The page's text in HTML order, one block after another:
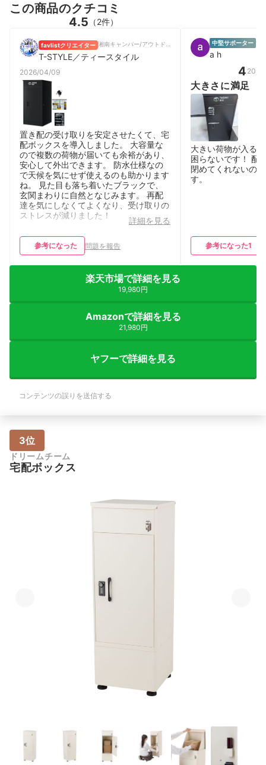
この商品のクチコミ
4.5 （2件）
favlistクリエイター
T-STYLE／ティースタイル
2026/04/09
置き配の受け取りを安定させたくて、宅
配ボックスを導入しました。 大容量な
ので複数の荷物が届いても余裕があり、
安心して外出できます。 防水仕様なの
で天候を気にせず使えるのも助かります
ね。 見た目も落ち着いたブラックで、
玄関まわりに自然となじみます。 再配
達を気にしなくてよくなり、受け取りの
ストレスが減りました！
詳細を見る
参考になった 問題を報告
中堅サポーター 女
a h
4
大きさに満足
大きい荷物が入る
困らないです！ 配
閉めてくれないの
す。
参考になった1
楽天市場で詳細を見る
19,980円
Amazonで詳細を見る
21,980円
ヤフーで詳細を見る
コンテンツの誤りを送信する
3位
ドリームチーム
宅配ボックス